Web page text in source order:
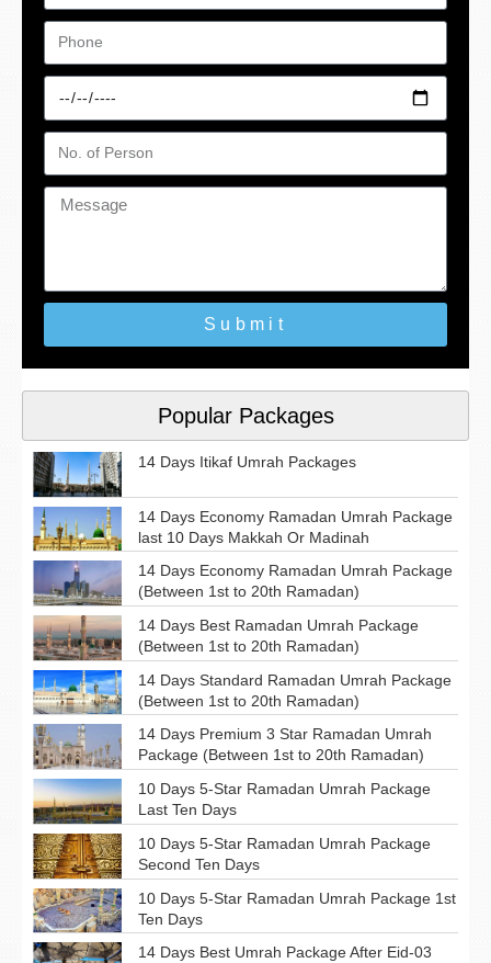
Submit
Popular Packages
14 Days Itikaf Umrah Packages
14 Days Economy Ramadan Umrah Package
last 10 Days Makkah Or Madinah
14 Days Economy Ramadan Umrah Package
(Between 1st to 20th Ramadan)
14 Days Best Ramadan Umrah Package
(Between 1st to 20th Ramadan)
14 Days Standard Ramadan Umrah Package
(Between 1st to 20th Ramadan)
14 Days Premium 3 Star Ramadan Umrah
Package (Between 1st to 20th Ramadan)
10 Days 5-Star Ramadan Umrah Package
Last Ten Days
10 Days 5-Star Ramadan Umrah Package
Second Ten Days
10 Days 5-Star Ramadan Umrah Package 1st
Ten Days
14 Days Best Umrah Package After Eid-03